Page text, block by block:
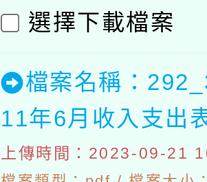
選擇下載檔案
檔案名稱：
11年6月收入支出
上傳時間：2023-09-21